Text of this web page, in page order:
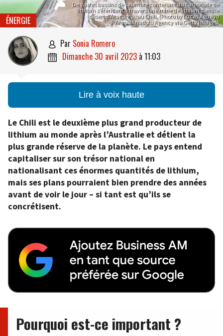
De vastes bassins de saumure contenant du carbonate de
lithium s’étendent à travers une mine de lithium dans le
désert d’Atacama, au Chili. (Photo by Lucas Aguayo
Araos/Anadolu Agency via Getty Images)
ÉNERGIE
 par Sonia Romero
 dimanche 30 avril 2023 à 11:03
Lire à voix haute
Le Chili est le deuxième plus grand producteur de
lithium au monde après l’Australie et détient la
plus grande réserve de la planète. Le pays entend
capitaliser sur son trésor national en
nationalisant ces énormes quantités de lithium,
mais ses plans pourraient bien prendre des années
avant de voir le jour – si tant est qu’ils se
concrétisent.
Pourquoi est-ce important ?